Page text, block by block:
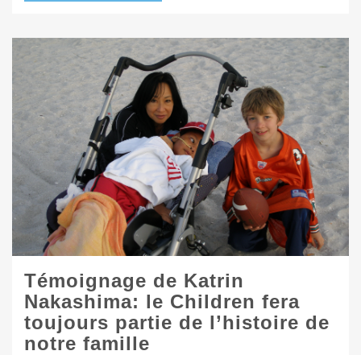
Témoignage de Katrin
Nakashima: le Children fera
toujours partie de l’histoire de
notre famille